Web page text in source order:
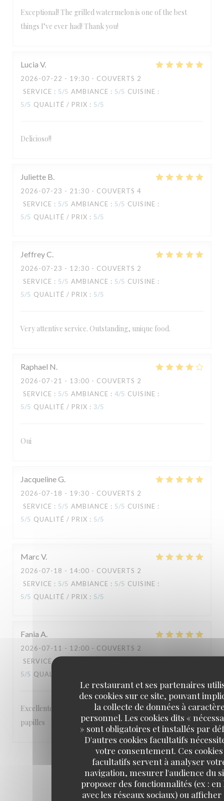
Le restaurant et ses partenaires
des cookies sur ce site, pouvant
la collecte de données à
personnel. Les cookies dits «
» sont obligatoires et installés par
D'autres cookies facultatifs
votre consentement. Ces cookies
facultatifs servent à analyser
navigation, mesurer l'audience du
proposer des fonctionnalités (ex : en
avec les réseaux sociaux) ou afficher
Exceptional! The grilled watermelon is one of the best
things I’ve ever had! Thank you!
Lucia V
2026-07-22 - 19:30 - COUVERTS 2
SERVICE : 5/5 AMBIANCE : 5/5 CUISINE :
5/5 QUALITÉ / PRIX : 5/5
Delicioso!!
Juliette B
2026-07-23 - 21:30 - COUVERTS 4
SERVICE : 5/5 AMBIANCE : 5/5 CUISINE :
5/5 QUALITÉ / PRIX : 5/5
JeffreyC
2026-07-23 - 12:30 - COUVERTS 2
SERVICE : 5/5 AMBIANCE : 5/5 CUISINE :
5/5 QUALITÉ / PRIX : 5/5
Very attentive service. Outstanding, unique food.
Raphael N
2026-07-21 - 13:00 - COUVERTS 2
SERVICE : 5/5 AMBIANCE : 4/5 CUISINE :
5/5 QUALITÉ / PRIX : 3/5
Oui
JacquelineG
2026-07-18 - 19:30 - COUVERTS 2
SERVICE : 5/5 AMBIANCE : 5/5 CUISINE :
5/5 QUALITÉ / PRIX : 5/5
Marc V
2026-07-18 - 14:00 - COUVERTS 2
SERVICE : 5/5 AMBIANCE : 5/5 CUISINE :
5/5 QUALITÉ / PRIX : 5/5
Fania A
2026-07-11 - 12:00 - COUVERTS 2
SERVICE:
5/5 QUALITÉ / PRIX
Excellentes saveurs cetait un régal pour les yeux et les
papilles
2 3